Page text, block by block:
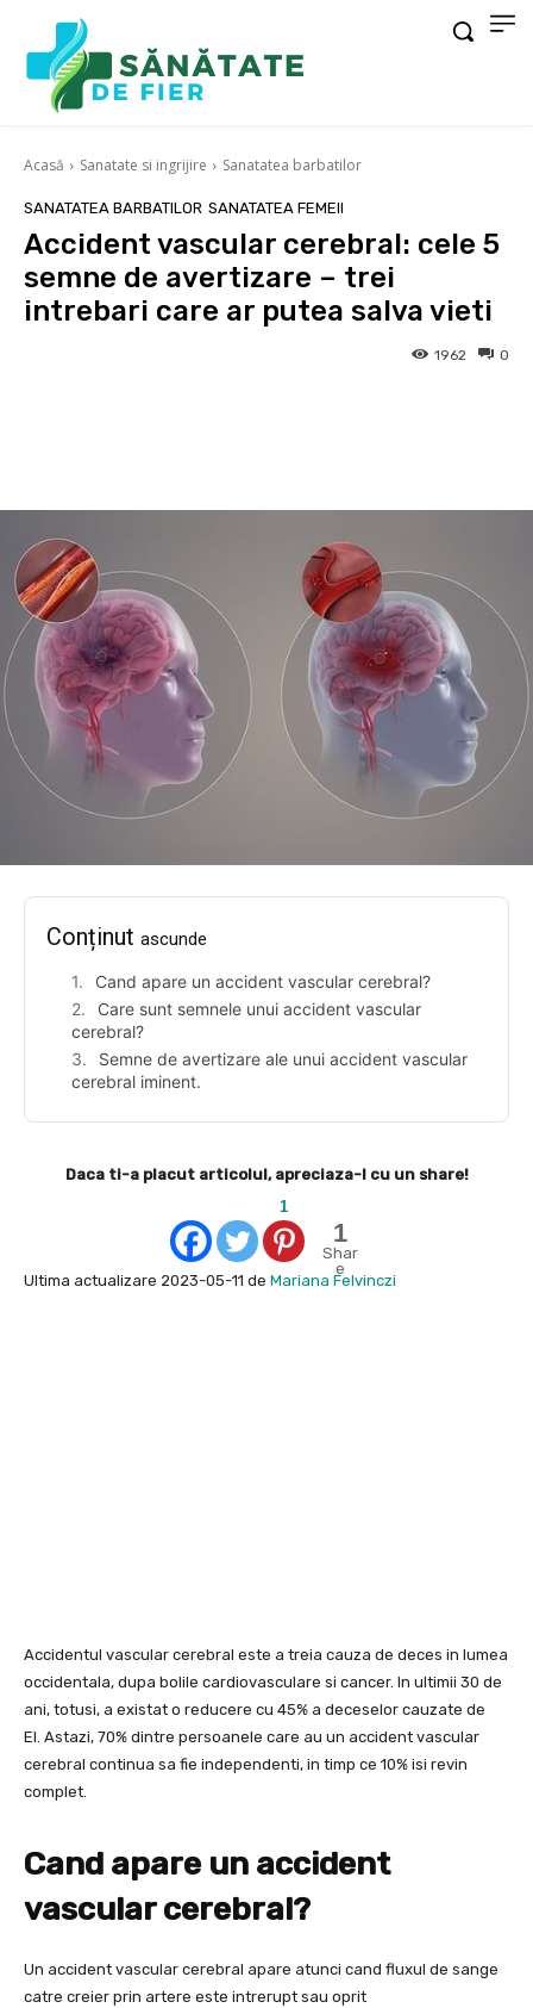
Acasă Sanatate si ingrijire Sanatatea barbatilor
SANATATEA BARBATILOR SANATATEA FEMEII
Accident vascular cerebral: cele 5
semne de avertizare – trei
intrebari care ar putea salva vieti
0
1962
Conținut ascunde
Cand apare un accident vascular cerebral?
Care sunt semnele unui accident vascular
cerebral?
Semne de avertizare ale unui accident vascular
cerebral iminent.
Daca ti-a placut articolul, apreciaza-l cu un share!
1
1
Shar
e
Ultima actualizare 2023-05-11 de Mariana Felvinczi
Accidentul vascular cerebral este a treia cauza de deces in lumea
occidentala, dupa bolile cardiovasculare si cancer. In ultimii 30 de
ani, totusi, a existat o reducere cu 45% a deceselor cauzate de
EI. Astazi, 70% dintre persoanele care au un accident vascular
cerebral continua sa fie independenti, in timp ce 10% isi revin
complet.
Cand apare un accident
vascular cerebral?
Un accident vascular cerebral apare atunci cand fluxul de sange
catre creier prin artere este intrerupt sau oprit